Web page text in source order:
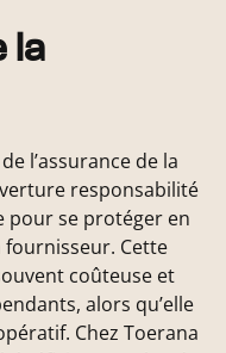
la
l’assurance de la
responsabilité
pour se protéger en
fournisseur. Cette
coûteuse et
alors qu’elle
Chez Toerana